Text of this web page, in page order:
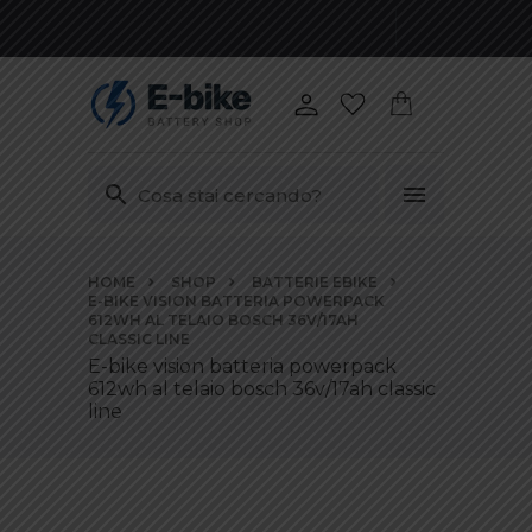
contenuti
HOME SHOP
BATTERIE EBIKE
E-BIKE VISION BATTERIA POWERPACK
612WH AL TELAIO BOSCH 36V/17AH
CLASSIC LINE
E-bike vision batteria powerpack
612wh al telaio bosch 36v/17ah classic
line